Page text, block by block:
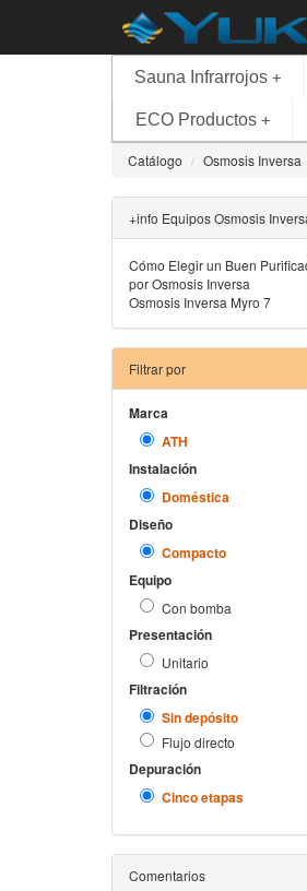
+
Sauna Infrarrojos
+
ECO Productos
Catálogo Osmosis Inversa
+info Equipos Osmosis
Cómo Elegir un Buen
por Osmosis Inversa
Osmosis Inversa Myro 7
Filtrar por
Marca
ATH
Instalación
Doméstica
Diseño
Compacto
Equipo
Con bomba
Presentación
Unitario
Filtración
Sin depósito
Flujo directo
Depuración
Cinco etapas
Comentarios